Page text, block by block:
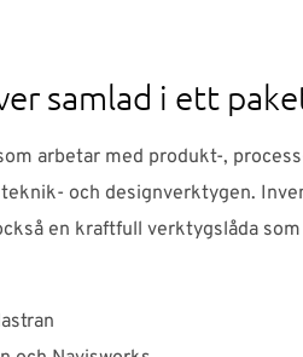
samlad i ett
arbetar med produkt-,
och designverktygen.
en kraftfull verktygslåda